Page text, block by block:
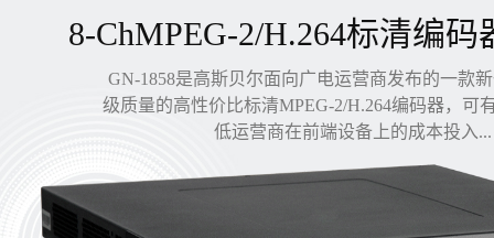
8-ChMPEG-2/H.264标清编码
GN-1858是高斯贝尔面向广电运营商发布的一款
级质量的高性价比标清MPEG-2/H.264编码器，可
低运营商在前端设备上的成本投入...